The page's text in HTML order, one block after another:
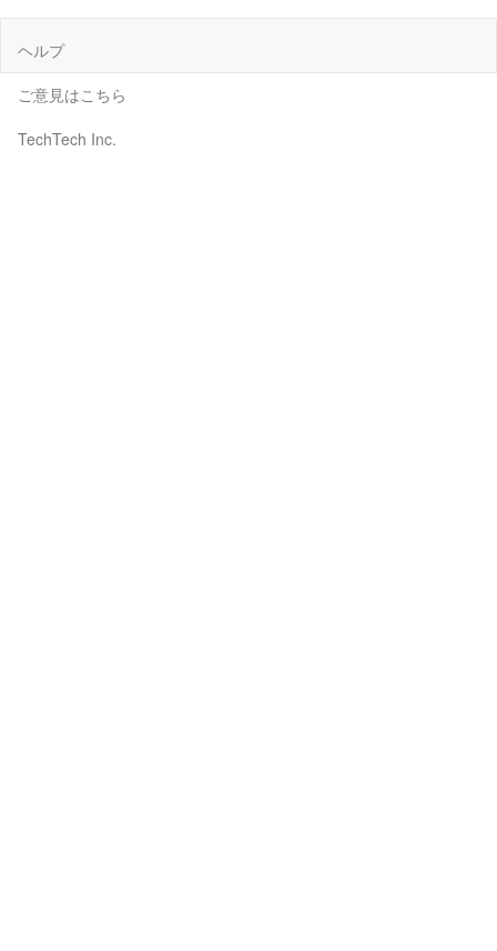
ヘルプ
ご意見はこちら
TechTech Inc.